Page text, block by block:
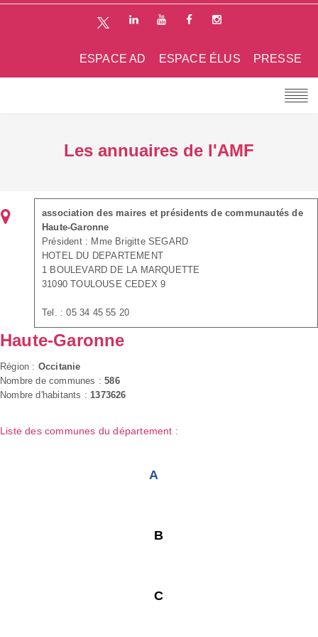
PRESSE
ESPACE ÉLUS
ESPACE AD
Les annuaires de l'AMF
association des maires et présidents de communautés de
Haute-Garonne
Président : Mme Brigitte SEGARD
HOTEL DU DEPARTEMENT
1 BOULEVARD DE LA MARQUETTE
31090 TOULOUSE CEDEX 9
Tel. : 05 34 45 55 20
Haute-Garonne
Région : Occitanie
Nombre de communes :586
Nombre d'habitants : 1373626
Liste des communes du département :
A
B
C